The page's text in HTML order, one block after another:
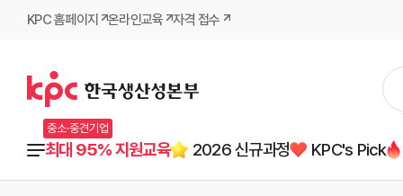
KPC 홈페이지 온라인교육 자격 접수
중소·중견기업
최대 95% 지원교육 2026 신규과정 KPC's Pick